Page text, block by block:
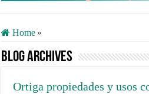
Home »
Blog Archives
Ortiga propiedades y usos